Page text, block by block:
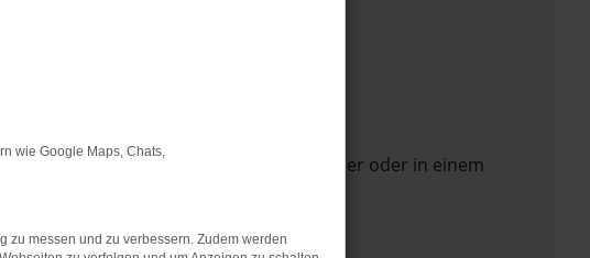
die Seite in einem anderen Browser oder in einem
wie Google Maps, Chats,
zu messen und zu verbessern. Zudem werden